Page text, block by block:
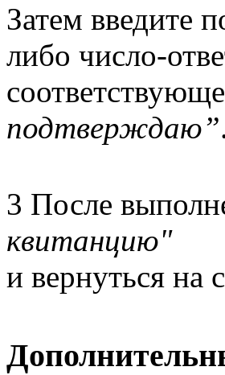
Затем введите
либо число-
подтверждаю”
3 После
квитанцию"
и вернуться на